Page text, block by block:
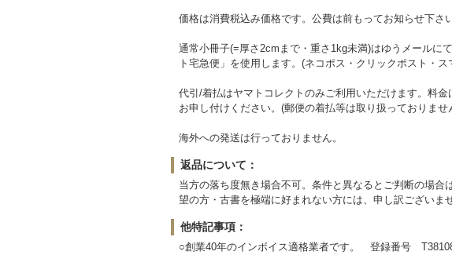
価格は消費税込み価格です。公費は前もってお知らせ下さ
通常小冊子(=厚さ2cmまで・重さ1kg未満)はゆうメールに
ト宅急便」を使用します。(ネコポス・クリックポスト・
代引/着払はヤマトコレクトのみご利用いただけます。料
お申し付けください。(郵便の着払等は取り扱っておりませ
海外への発送は行っておりません。
返品について：
当方の落ち度無き場合不可。条件と異なるとご判断の場
望の方・古書を極端に好まれない方には、申し訳ございま
他特記事項：
○創業40年のインボイス適格業者です。 登録番号